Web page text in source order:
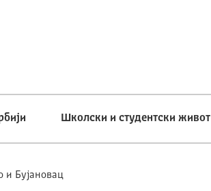
Школски и студентски живот
Бујановац